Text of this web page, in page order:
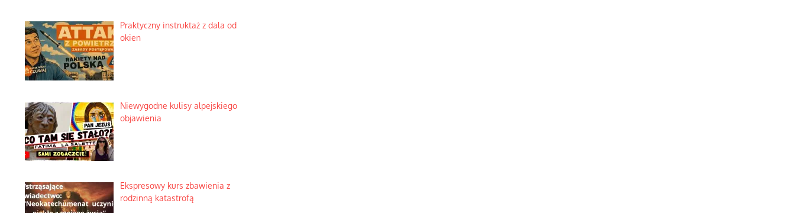
Praktyczny instruktaż z dala od
okien
Niewygodne kulisy alpejskiego
objawienia
Ekspresowy kurs zbawienia z
rodzinną katastrofą